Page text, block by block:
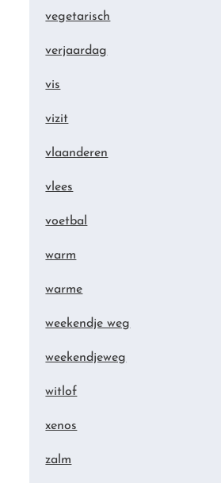
vegetarisch
verjaardag
vis
vizit
vlaanderen
vlees
voetbal
warm
warme
weekendje weg
weekendjeweg
witlof
xenos
zalm